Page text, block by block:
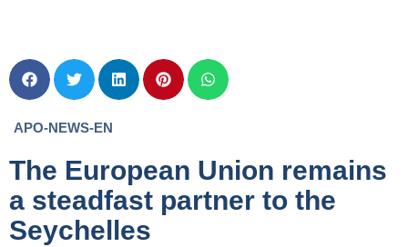
APO-NEWS-EN
The European Union remains
a steadfast partner to the
Seychelles